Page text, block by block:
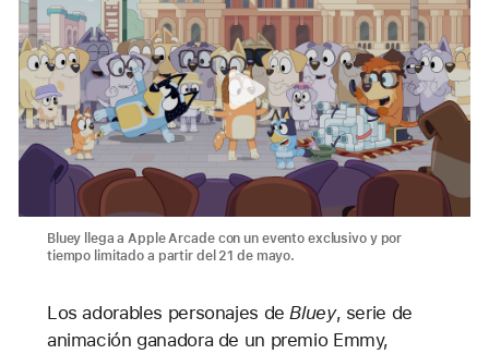
Bluey llega a Apple Arcade con un evento exclusivo y por
tiempo limitado a partir del 21 de mayo.
Los adorables personajes deBluey, serie de
animación ganadora de un premio Emmy,